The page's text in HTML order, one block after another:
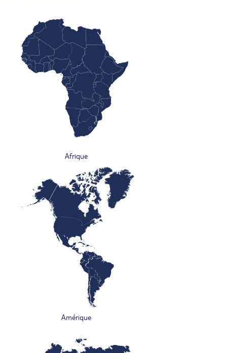
Afrique
Amérique